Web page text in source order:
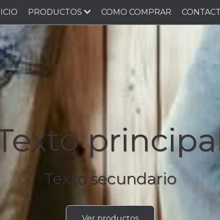
PRODUCTOS COMO COMPRAR
Texto secundario
Ver productos